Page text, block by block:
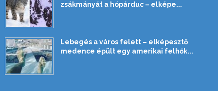
zsákmányát a hópárduc – elképe...
Lebegés a város felett – elképesztő
medence épült egy amerikai felhők...